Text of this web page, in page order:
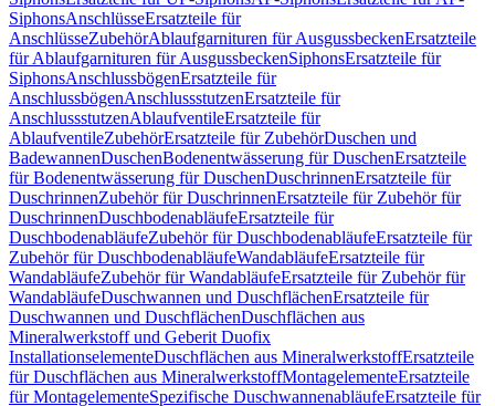
SiphonsAnschlüsseErsatzteile für
AnschlüsseZubehörAblaufgarnituren für AusgussbeckenErsatzteile
für Ablaufgarnituren für AusgussbeckenSiphonsErsatzteile für
SiphonsAnschlussbögenErsatzteile für
AnschlussbögenAnschlussstutzenErsatzteile für
AnschlussstutzenAblaufventileErsatzteile für
AblaufventileZubehörErsatzteile für ZubehörDuschen und
BadewannenDuschenBodenentwässerung für DuschenErsatzteile
für Bodenentwässerung für DuschenDuschrinnenErsatzteile für
DuschrinnenZubehör für DuschrinnenErsatzteile für Zubehör für
DuschrinnenDuschbodenabläufeErsatzteile für
DuschbodenabläufeZubehör für DuschbodenabläufeErsatzteile für
Zubehör für DuschbodenabläufeWandabläufeErsatzteile für
WandabläufeZubehör für WandabläufeErsatzteile für Zubehör für
WandabläufeDuschwannen und DuschflächenErsatzteile für
Duschwannen und DuschflächenDuschflächen aus
Mineralwerkstoff und Geberit Duofix
InstallationselementeDuschflächen aus MineralwerkstoffErsatzteile
für Duschflächen aus MineralwerkstoffMontagelementeErsatzteile
für MontagelementeSpezifische DuschwannenabläufeErsatzteile für